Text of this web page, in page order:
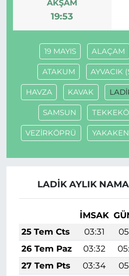
AKŞAM
19:53
19 MAYIS ALAÇAM
ATAKUM AYVACIK
HAVZA KAVAK
SAMSUN
VEZİRKÖPRÜ
LADİK AYLIK
İMSAK
25 Tem Cts
03:31
26 Tem Paz
03:32
27 Tem Pts
03:34